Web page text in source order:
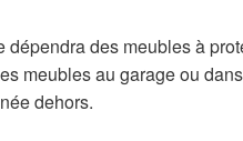
dépendra des meubles à
meubles au garage ou
dehors.